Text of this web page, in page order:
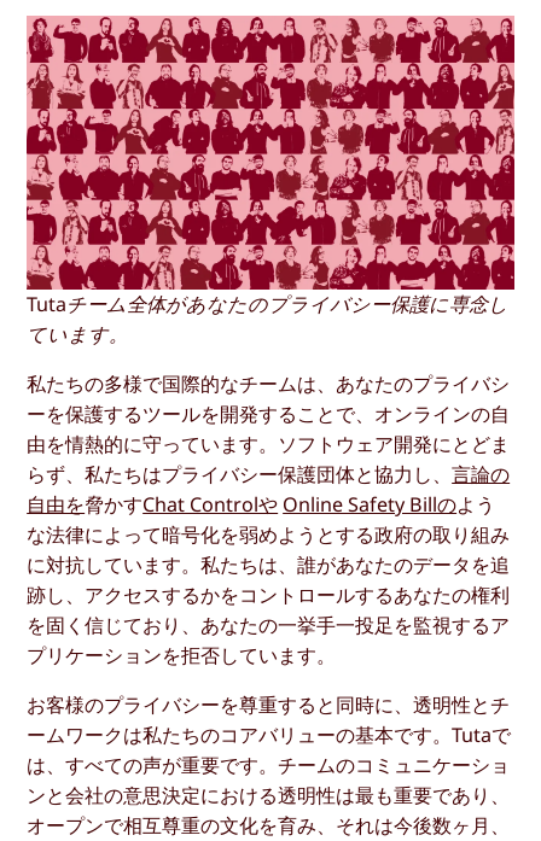
Tutaチーム全体があなたのプライバシー保護に専念し
ています。
私たちの多様で国際的なチームは、あなたのプライバシ
ーを保護するツールを開発することで、オンラインの自
由を情熱的に守っています。ソフトウェア開発にとどま
らず、私たちはプライバシー保護団体と協力し、言論の
自由を脅かすChat Controlや Online Safety Billのよう
な法律によって暗号化を弱めようとする政府の取り組み
に対抗しています。私たちは、誰があなたのデータを追
跡し、アクセスするかをコントロールするあなたの権利
を固く信じており、あなたの一挙手一投足を監視するア
プリケーションを拒否しています。
お客様のプライバシーを尊重すると同時に、透明性とチ
ームワークは私たちのコアバリューの基本です。Tutaで
は、すべての声が重要です。チームのコミュニケーショ
ンと会社の意思決定における透明性は最も重要であり、
オープンで相互尊重の文化を育み、それは今後数ヶ月、